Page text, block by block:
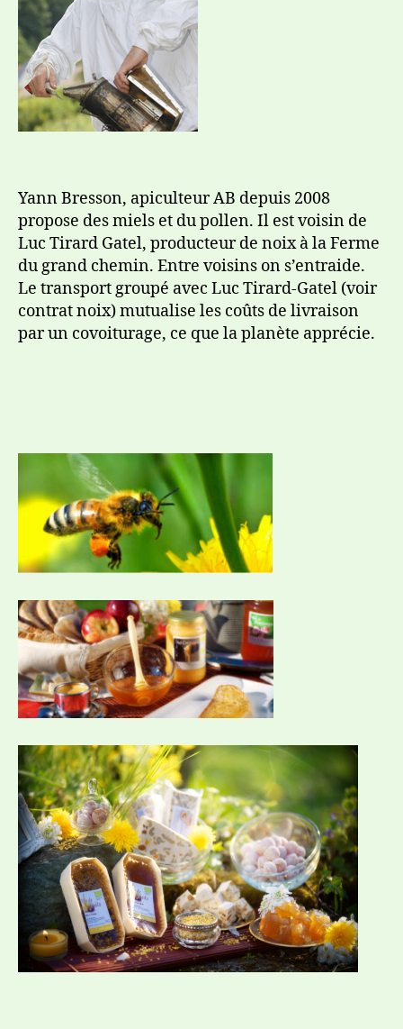
Yann Bresson, apiculteur AB depuis 2008
propose des miels et du pollen. Il est voisin de
Luc Tirard Gatel, producteur de noix à la Ferme
du grand chemin. Entre voisins on s’entraide.
Le transport groupé avec Luc Tirard-Gatel (voir
contrat noix) mutualise les coûts de livraison
par un covoiturage, ce que la planète apprécie.